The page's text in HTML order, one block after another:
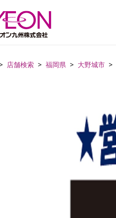
店舗検索 福岡県 大野城市